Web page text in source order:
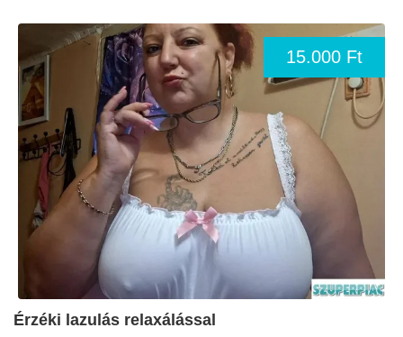
15.000 Ft
Érzéki lazulás relaxálással